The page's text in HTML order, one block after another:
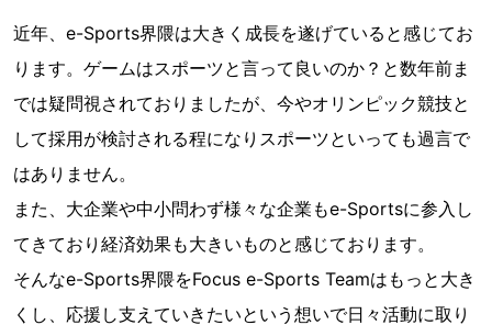
近年、e-Sports界隈は大きく成長を遂げていると感じてお
ります。ゲームはスポーツと言って良いのか？と数年前ま
では疑問視されておりましたが、今やオリンピック競技と
して採用が検討される程になりスポーツといっても過言で
はありません。
また、大企業や中小問わず様々な企業もe-Sportsに参入し
てきており経済効果も大きいものと感じております。
そんなe-Sports界隈をFocus e-Sports Teamはもっと大き
くし、応援し支えていきたいという想いで日々活動に取り